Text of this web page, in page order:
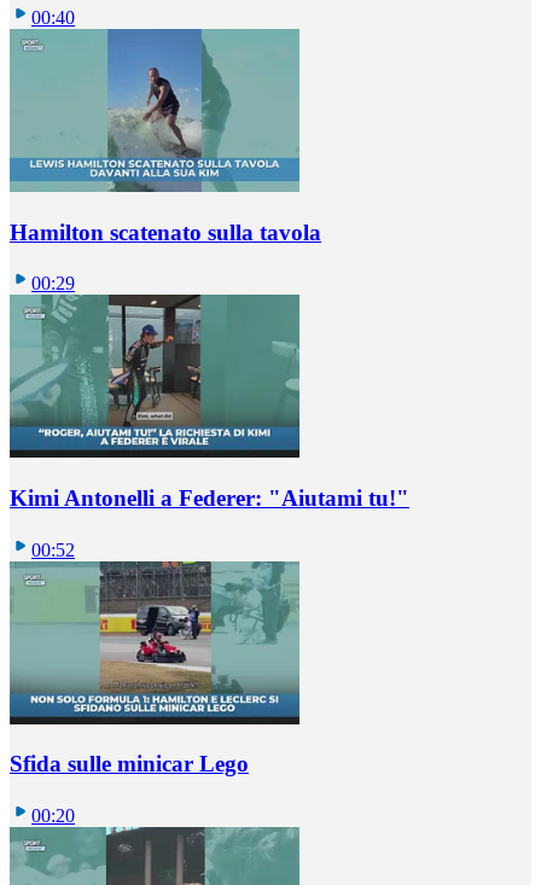
00:40
Hamilton scatenato sulla tavola
00:29
Kimi Antonelli a Federer: "Aiutami tu!"
00:52
Sfida sulle minicar Lego
00:20